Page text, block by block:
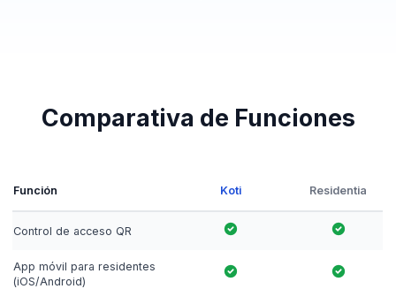
Comparativa de Funciones
Función Koti Residentia
Control de acceso QR
App móvil para residentes
(iOS/Android)